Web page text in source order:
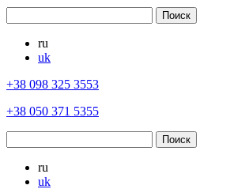
ru
uk
+38 098 325 3553
+38 050 371 5355
ru
uk